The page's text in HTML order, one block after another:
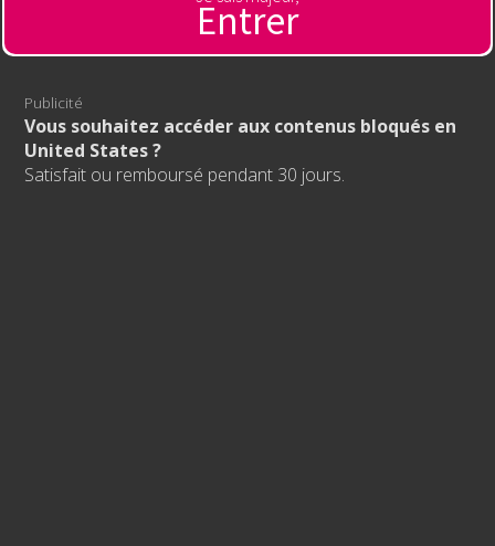
Entrer
Publicité
Vous souhaitez accéder aux contenus bloqués en
United States ?
Satisfait ou remboursé pendant 30 jours.